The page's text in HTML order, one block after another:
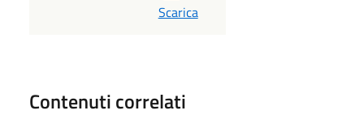
PDF
Scarica
Contenuti correlati